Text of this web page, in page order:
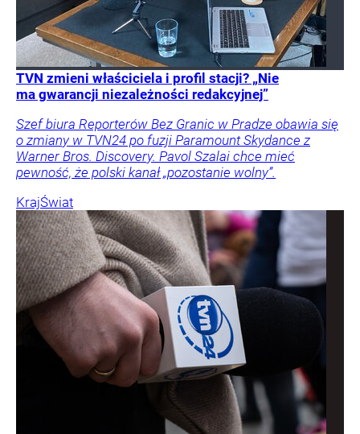
TVN zmieni właściciela i profil stacji? „Nie
ma gwarancji niezależności redakcyjnej”
Szef biura Reporterów Bez Granic w Pradze obawia się
o zmiany w TVN24 po fuzji Paramount Skydance z
Warner Bros. Discovery. Pavol Szalai chce mieć
pewność, że polski kanał „pozostanie wolny”.
KrajŚwiat